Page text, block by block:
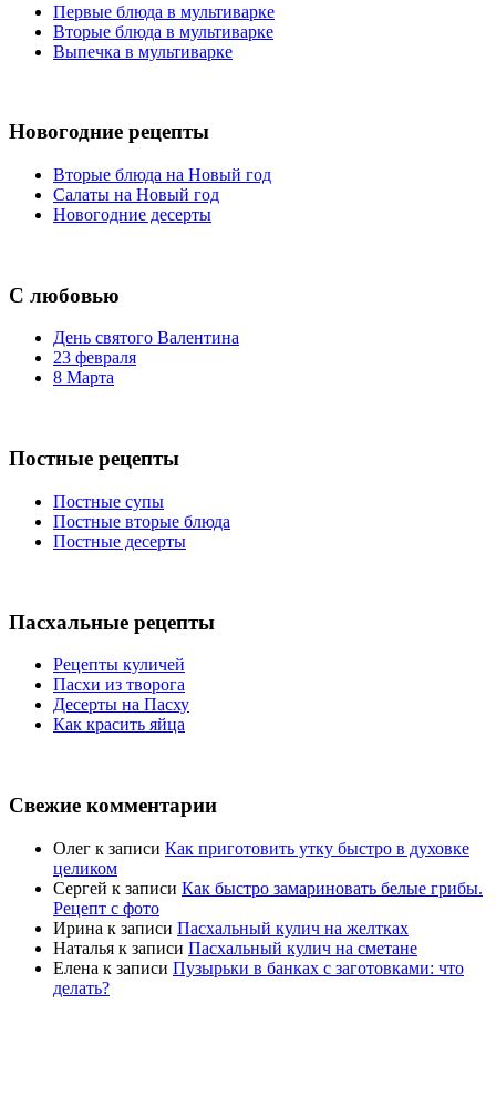
Первые блюда в мультиварке
Вторые блюда в мультиварке
Выпечка в мультиварке
Новогодние рецепты
Вторые блюда на Новый год
Салаты на Новый год
Новогодние десерты
С любовью
День святого Валентина
23 февраля
8 Марта
Постные рецепты
Постные супы
Постные вторые блюда
Постные десерты
Пасхальные рецепты
Рецепты куличей
Пасхи из творога
Десерты на Пасху
Как красить яйца
Свежие комментарии
Олег к записи Как приготовить утку быстро в духовке
целиком
Сергей к записи Как быстро замариновать белые грибы.
Рецепт с фото
Ирина к записи Пасхальный кулич на желтках
Наталья к записи Пасхальный кулич на сметане
Елена к записи Пузырьки в банках с заготовками: что
делать?